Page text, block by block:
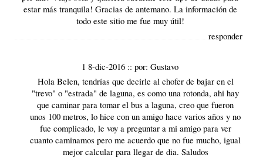
estar más tranquila! Gracias de antemano. La información de
todo este sitio me fue muy útil!
responder
1 8-dic-2016 ::por:Gustavo
Hola Belen, tendrías que decirle al chofer de bajar en el
"trevo" o "estrada" de laguna, es como una rotonda, ahi hay
que caminar para tomar el bus a laguna, creo que fueron
unos 100 metros, lo hice con un amigo hace varios años y no
fue complicado, le voy a preguntar a mi amigo para ver
cuanto caminamos pero me acuerdo que no fue mucho, igual
mejor calcular para llegar de dia. Saludos